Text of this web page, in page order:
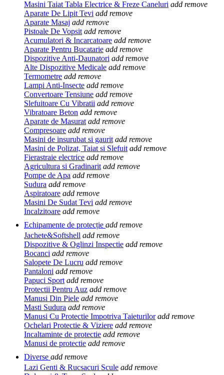
Masini Taiat Tabla Electrice & Freze Caneluri add remove
Aparate De Lipit Tevi add remove
Aparate Masaj add remove
Pistoale De Vopsit add remove
Acumulatori & Incarcatoare add remove
Aparate Pentru Bucatarie add remove
Dispozitive Anti-Daunatori add remove
Alte Dispozitive Medicale add remove
Termometre add remove
Lampi Anti-Insecte add remove
Convertoare Tensiune add remove
Slefuitoare Cu Vibratii add remove
Vibratoare Beton add remove
Aparate de Masurat add remove
Compresoare add remove
Masini de insurubat si gaurit add remove
Masini de Polizat, Taiat si Slefuit add remove
Fierastraie electrice add remove
Agricultura si Gradinarit add remove
Pompe de Apa add remove
Sudura add remove
Aspiratoare add remove
Masini De Sudat Tevi add remove
Incalzitoare add remove
Echipamente de protecție add remove
Jachete&Softshell add remove
Dispozitive & Oglinzi Inspectie add remove
Bocanci add remove
Salopete De Lucru add remove
Pantaloni add remove
Papuci Sport add remove
Protectii Pentru Auz add remove
Manusi Din Piele add remove
Masti Sudura add remove
Manusi Cu Protectie Impotriva Taieturilor add remove
Ochelari Protectie & Viziere add remove
Incaltaminte de protectie add remove
Manusi de protectie add remove
Diverse add remove
Lazi Genti & Rucsacuri Scule add remove